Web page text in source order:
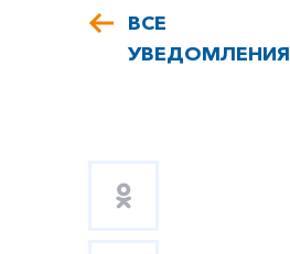
ВСЕ
УВЕДОМЛЕНИЯ